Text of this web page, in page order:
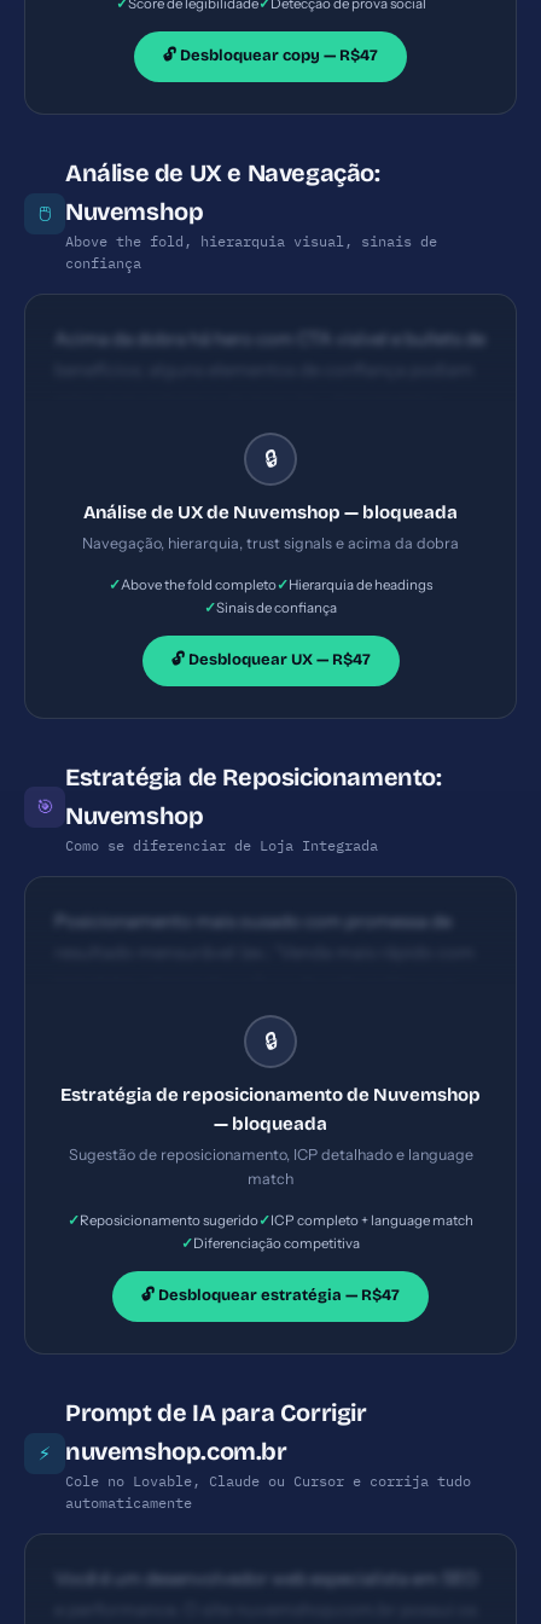
genérico. A posição de CTAs acima da dobra é
razoável, porém há seções sem CTA claro.
🔓 Desbloquear copy — R$47
🖱️
Análise de UX e Navegação:
Nuvemshop
Above the fold, hierarquia visual, sinais de
confiança
Acima da dobra há hero com CTA visível e bullets de
curtos na primeira dobra). Hierarquia visual clara
com headings e blocos de benefício; as seções de
poderia ser mais consistente entre cards para ritmo
de leitura.
🔒
Análise de UX de Nuvemshop — bloqueada
Navegação, hierarquia, trust signals e acima da dobra
✓Above the fold completo✓Hierarquia de headings
✓Sinais de confiança
🔓 Desbloquear UX — R$47
🎯
Estratégia de Reposicionamento:
Nuvemshop
Como se diferenciar de Loja Integrada
Posicionamento mais ousado com promessa de
reduz abandono em 40%') + 1-2 diferenciais claros
(ecosistema de apps robusto, suporte dedicado, ou
🔒
Estratégia de reposicionamento de Nuvemshop
— bloqueada
Sugestão de reposicionamento, ICP detalhado e language
match
✓Reposicionamento sugerido✓ICP completo + language match
✓Diferenciação competitiva
🔓 Desbloquear estratégia — R$47
⚡
Prompt de IA para Corrigir
nuvemshop.com.br
Cole no Lovable, Claude ou Cursor e corrija tudo
automaticamente
Você é um desenvolvedor web especialista em SEO